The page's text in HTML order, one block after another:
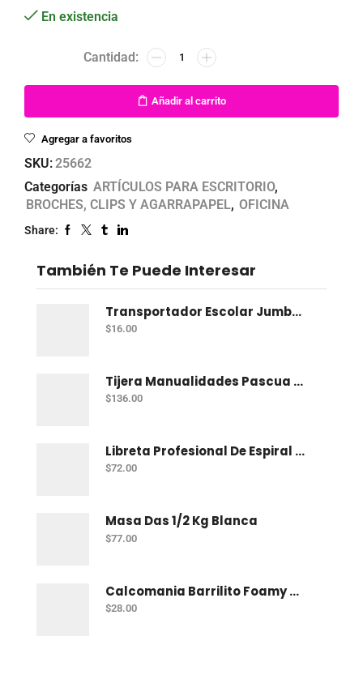
En existencia
Añadir al carrito
Agregar a favoritos
SKU:25662
Categorías ARTÍCULOS PARA ESCRITORIO,
BROCHES, CLIPS Y AGARRAPAPEL, OFICINA
Share:
También Te Puede Interesar
Transportador Escolar Jumbo Plastico 360 Grados
$16.00
Tijera Manualidades Pascua P/Foamy Ondas
$136.00
Libreta Profesional De Espiral Norma Color 100 H Bco
$72.00
Masa Das 1/2 Kg Blanca
$77.00
Calcomania Barrilito Foamy Dinosaurios
$28.00